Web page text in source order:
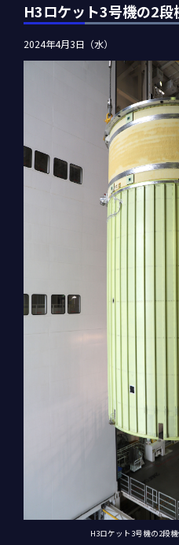
H3ロケット3号機の2段
2024年4月3日（水）
H3ロケット3号機の2段